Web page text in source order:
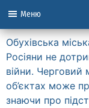
Меню
Обухівська
Росіяни не
війни. Черговий
об’єктах може
знаючи про